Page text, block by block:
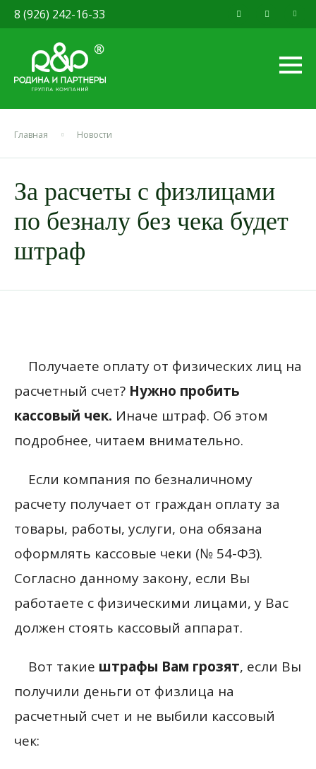
8 (926) 242-16-33
Главная Новости
За расчеты с физлицами
по безналу без чека будет
штраф
Получаете оплату от физических лиц на
расчетный счет? Нужно пробить
кассовый чек. Иначе штраф. Об этом
подробнее, читаем внимательно.
Если компания по безналичному
расчету получает от граждан оплату за
товары, работы, услуги, она обязана
оформлять кассовые чеки (№ 54-ФЗ).
Согласно данному закону, если Вы
работаете с физическими лицами, у Вас
должен стоять кассовый аппарат.
Вот такие штрафы Вам грозят, если Вы
получили деньги от физлица на
расчетный счет и не выбили кассовый
чек: